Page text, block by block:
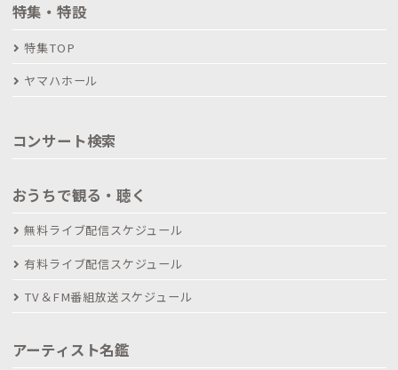
特集・特設
特集TOP
ヤマハホール
コンサート検索
おうちで観る・聴く
無料ライブ配信スケジュール
有料ライブ配信スケジュール
TV＆FM番組放送スケジュール
アーティスト名鑑